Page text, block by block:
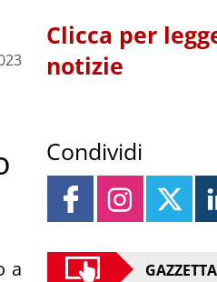
a
Clicca per
notizie
Condividi